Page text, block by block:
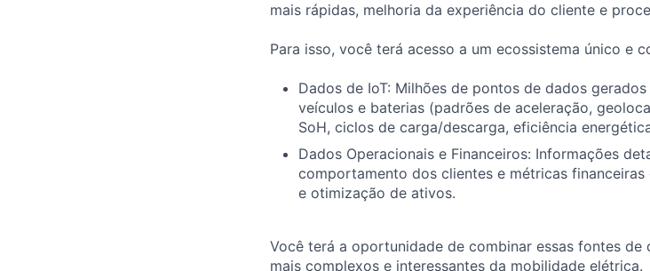
mais rápidas, melhoria da experiência do cliente e
Para isso, você terá acesso a um ecossistema único e
Dados de IoT: Milhões de pontos de dados
veículos e baterias (padrões de aceleração,
SoH, ciclos de carga/descarga, eficiência
Dados Operacionais e Financeiros: Informações
comportamento dos clientes e métricas
e otimização de ativos.
Você terá a oportunidade de combinar essas fontes
mais complexos e interessantes da mobilidade elétrica.